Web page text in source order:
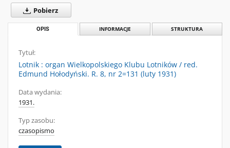
Pobierz
OPIS INFORMACJE STRUKTURA
Tytuł:
Lotnik : organ Wielkopolskiego Klubu Lotników / red.
Edmund Hołodyński. R. 8, nr 2=131 (luty 1931)
Data wydania:
1931.
Typ zasobu:
czasopismo